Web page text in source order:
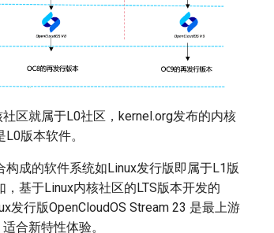
区就属于L0社区，kernel.org发布的内核
版本软件。
成的软件系统如Linux发行版即属于L1版
基于Linux内核社区的LTS版本开发的
发行版OpenCloudOS Stream 23 是最上游
合新特性体验。